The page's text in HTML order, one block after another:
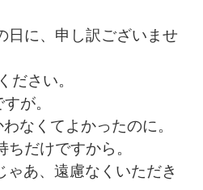
日に、申し訳ございませ
ださい。
が。
なくてよかったのに。
だけですから。
ゃあ、遠慮なくいただき